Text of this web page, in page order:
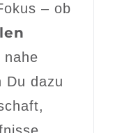
– ob
nahe
Du dazu